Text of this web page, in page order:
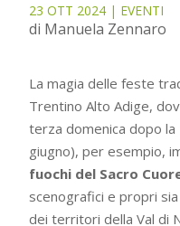
23 OTT 2024 | EVENTI
di Manuela Zennaro
La magia delle feste
Trentino Alto Adige,
terza domenica dopo
giugno), per esempio,
fuochi del Sacro
scenografici e propri
dei territori della Val di